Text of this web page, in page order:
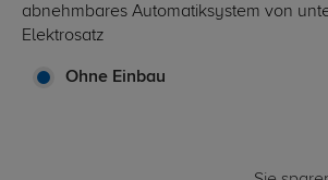
abnehmbares Automatiksystem von
Elektrosatz
Ohne Einbau